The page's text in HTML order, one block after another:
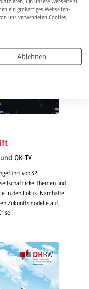
OK TV
von 32
Themen und
in den Fokus. Namhafte
Zukunftsmodelle auf,
ein großartiges Webseiten-
uns verwendeten Cookies
Ablehnen